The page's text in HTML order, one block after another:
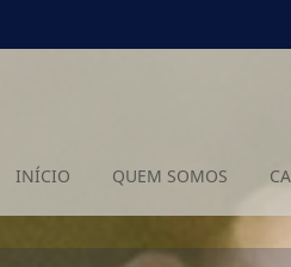
INÍCIO QUEM SOMOS